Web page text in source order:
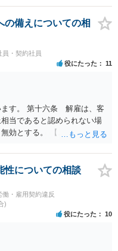
復職を希望しております。
と、裁判を引き延ばしてい
の年俸に執着があるというこ
なおさら、時間がかかった
ことはあまりありません。
ということであれば、バッ
ず見当たりません。 つまり
の問題ではなく、上記、顧
論の書面も、矛盾だらけの
もうダメです。担当役員の
たストーリー性もありませ
は、事実経験者が述べたこと
を揃えないと、裁判所は
す。 そのため、「能力不
任を果たせず、まず裁判に
のです。 ご質問者様のイメ
らこそ」、客観性・合理性
雇が認められるハードルは
力不足で解雇するときは、
にわたる注意・指導・教
検討 などをしっかり記録し
が極めて高いです。
の備えについての相
員・契約社員
役にたった 11
ます。 第十六条 解雇は、客
当であると認められない場
効とする。 【ご質問１に対
方をしたのかによっては、
はあると思います。 【ご質
かどうかは、普通解雇の上で
雇の必要がある際の場合と
に対して】 「協調性のな
に思います。 指導や面談も
省するチャンスも与えなか
ます。 以上、ご質問が簡略
性についての相談
働・雇用契約違反
)
役にたった 10